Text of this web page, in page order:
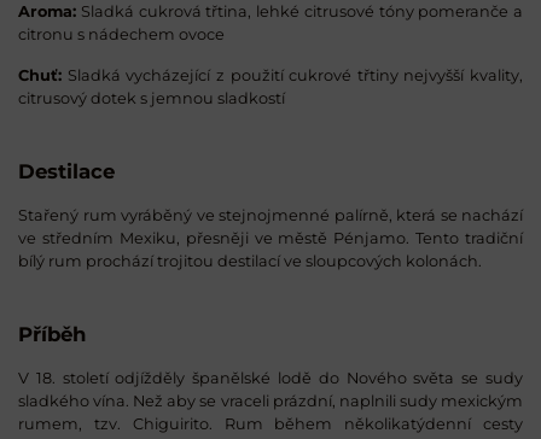
Aroma: Sladká cukrová třtina, lehké citrusové tóny pomeranče a
citronu s nádechem ovoce
Chuť: Sladká vycházející z použití cukrové třtiny nejvyšší kvality,
citrusový dotek s jemnou sladkostí
Destilace
Stařený rum vyráběný ve stejnojmenné palírně, která se nachází
ve středním Mexiku, přesněji ve městě Pénjamo. Tento tradiční
bílý rum prochází trojitou destilací ve sloupcových kolonách.
Příběh
V 18. století odjížděly španělské lodě do Nového světa se sudy
sladkého vína. Než aby se vraceli prázdní, naplnili sudy mexickým
rumem, tzv. Chiguirito. Rum během několikatýdenní cesty